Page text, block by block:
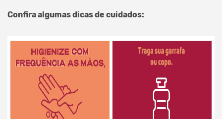
Confira algumas dicas de cuidados: